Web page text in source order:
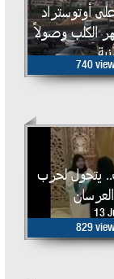
أوتوستراد
الكلب وصولاً
13
740
يتحول لحرب
13
829